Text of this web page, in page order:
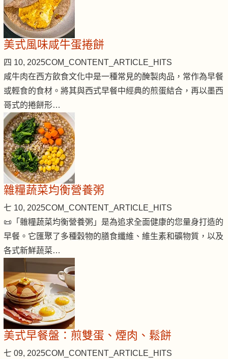
美式風味咸牛蛋捲餅
四 10, 2025COM_CONTENT_ARTICLE_HITS
咸牛肉在西方飲食文化中是一種常見的醃製肉品，常作為早餐
或輕食的食材。將其與西式早餐中經典的煎蛋結合，再以墨西
哥式的捲餅形…
雜糧蔬菜均衡營養粥
七 10, 2025COM_CONTENT_ARTICLE_HITS
📜「雜糧蔬菜均衡營養粥」是為追求全面健康的您量身打造的
早餐。它匯聚了多種穀物的膳食纖維、維生素和礦物質，以及
各式新鮮蔬菜…
美式早餐盤：煎雙蛋、煙肉、鬆餅
七 09, 2025COM_CONTENT_ARTICLE_HITS